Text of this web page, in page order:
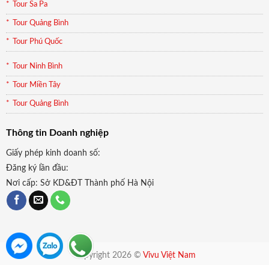
Tour Sa Pa
Tour Quảng Bình
Tour Phú Quốc
Tour Ninh Bình
Tour Miền Tây
Tour Quảng Bình
Thông tin Doanh nghiệp
Giấy phép kinh doanh số:
Đăng ký lần đầu:
Nơi cấp: Sở KD&ĐT Thành phố Hà Nội
Copyright 2026 © Vivu Việt Nam